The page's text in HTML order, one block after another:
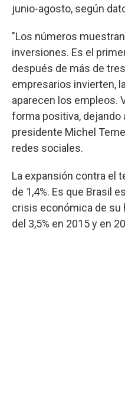
junio-agosto, según
"Los números
inversiones. Es el
después de más de
empresarios invierten,
aparecen los empleos.
forma positiva, dejando
presidente Michel
redes sociales.
La expansión contra el
de 1,4%. Es que Brasil
crisis económica de su
del 3,5% en 2015 y en